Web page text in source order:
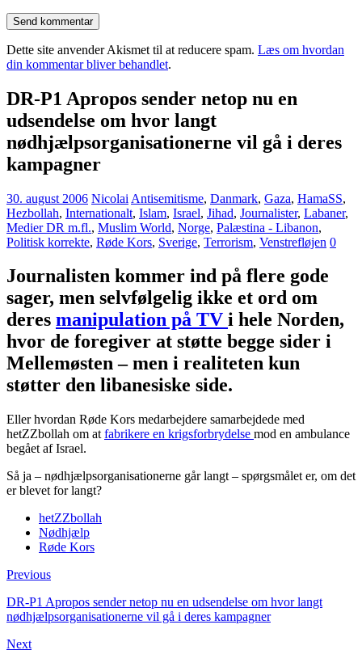
Dette site anvender Akismet til at reducere spam. Læs om hvordan
din kommentar bliver behandlet.
DR-P1 Apropos sender netop nu en
udsendelse om hvor langt
nødhjælpsorganisationerne vil gå i deres
kampagner
30. august 2006 Nicolai Antisemitisme, Danmark, Gaza, HamaSS,
Hezbollah, Internationalt, Islam, Israel, Jihad, Journalister, Labaner,
Medier DR m.fl., Muslim World, Norge, Palæstina - Libanon,
Politisk korrekte, Røde Kors, Sverige, Terrorism, Venstrefløjen 0
Journalisten kommer ind på flere gode
sager, men selvfølgelig ikke et ord om
deres manipulation på TV i hele Norden,
hvor de foregiver at støtte begge sider i
Mellemøsten – men i realiteten kun
støtter den libanesiske side.
Eller hvordan Røde Kors medarbejdere samarbejdede med
hetZZbollah om at fabrikere en krigsforbrydelse mod en ambulance
begået af Israel.
Så ja – nødhjælpsorganisationerne går langt – spørgsmålet er, om det
er blevet for langt?
hetZZbollah
Nødhjælp
Røde Kors
Previous
DR-P1 Apropos sender netop nu en udsendelse om hvor langt
nødhjælpsorganisationerne vil gå i deres kampagner
Next